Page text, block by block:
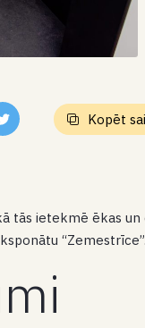
Kopēt
tās ietekmē ēkas
“Zemestrīce”.